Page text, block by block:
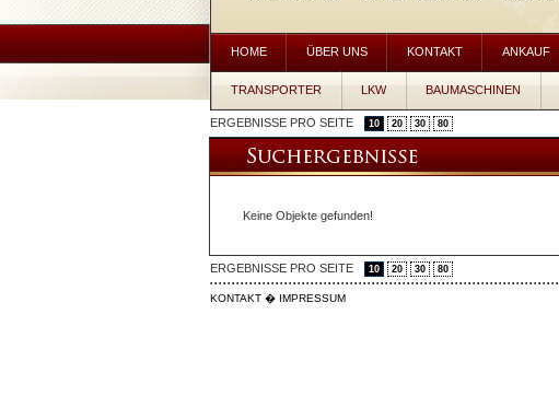
HOME ÜBER UNS KONTAKT ANKAUF
TRANSPORTER LKW BAUMASCHINEN
ERGEBNISSE PRO SEITE 10 20 30 80
Keine Objekte gefunden!
ERGEBNISSE PRO SEITE 10 20 30 80
KONTAKT � IMPRESSUM